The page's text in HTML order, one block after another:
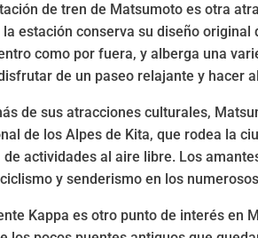
de tren de Matsumoto es otra
la estación conserva su diseño
como por fuera, y alberga una
de un paseo relajante y hacer
de sus atracciones culturales,
de los Alpes de Kita, que rodea la
de actividades al aire libre. Los
y senderismo en los
Kappa es otro punto de interés en